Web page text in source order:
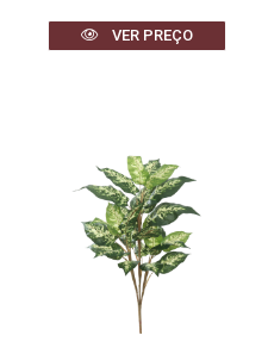
VER PREÇO